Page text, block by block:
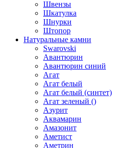
Швензы
Шкатулка
Шнурки
Штопор
Натуральные камни
Swarovski
Авантюрин
Авантюрин синий
Агат
Агат белый
Агат белый (синтет)
Агат зеленый ()
Азурит
Аквамарин
Амазонит
Аметист
Аметрин